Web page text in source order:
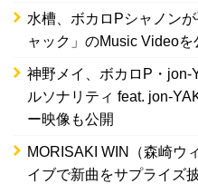
水槽、ボカロPシャノン
ャック」のMusic Videoを
神野メイ、ボカロP・jon-
ルソナリティ feat. jon-
ー映像も公開
MORISAKI WIN（森崎ウ
イブで新曲をサプライズ